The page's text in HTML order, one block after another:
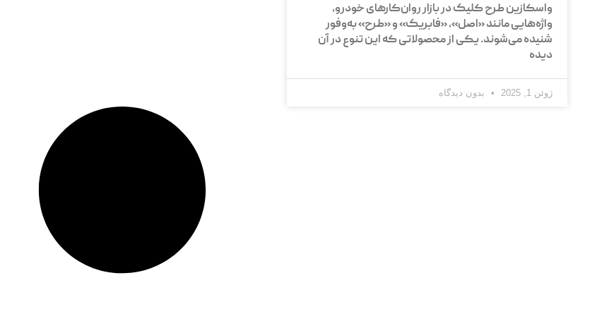
واسکازین طرح کلیک در بازار روان‌کارهای خودرو،
واژه‌هایی مانند «اصل»، «فابریک» و «طرح» به‌وفور
شنیده می‌شوند. یکی از محصولاتی که این تنوع در آن
دیده
ژوئن 1, 2025 بدون دیدگاه